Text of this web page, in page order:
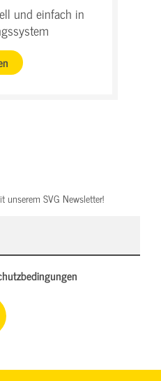
und einfach in
unserem SVG Newsletter!